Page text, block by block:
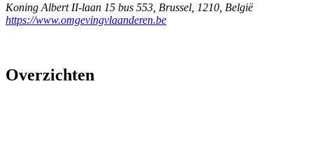
Koning Albert II-laan 15 bus 553 Brussel 1210 België
https://www.omgevingvlaanderen.be
Overzichten